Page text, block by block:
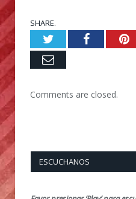
SHARE.
TwitterFacebook
Email
Comments are closed.
ESCUCHANOS